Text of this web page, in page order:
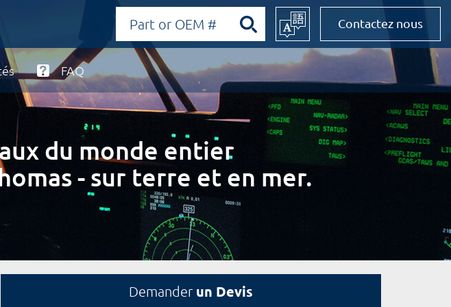
Contactez nous
FAQ
du monde entier
- sur terre et en mer.
Demander un Devis